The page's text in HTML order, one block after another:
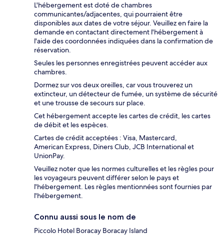
L'hébergement est doté de chambres
communicantes/adjacentes, qui pourraient être
disponibles aux dates de votre séjour. Veuillez en faire la
demande en contactant directement l'hébergement à
l'aide des coordonnées indiquées dans la confirmation de
réservation.
Seules les personnes enregistrées peuvent accéder aux
chambres.
Dormez sur vos deux oreilles, car vous trouverez un
extincteur, un détecteur de fumée, un système de sécurité
et une trousse de secours sur place.
Cet hébergement accepte les cartes de crédit, les cartes
de débit et les espèces.
Cartes de crédit acceptées : Visa, Mastercard,
American Express, Diners Club, JCB International et
UnionPay.
Veuillez noter que les normes culturelles et les règles pour
les voyageurs peuvent différer selon le pays et
l'hébergement. Les règles mentionnées sont fournies par
l'hébergement.
Connu aussi sous le nom de
Piccolo Hotel Boracay Boracay Island